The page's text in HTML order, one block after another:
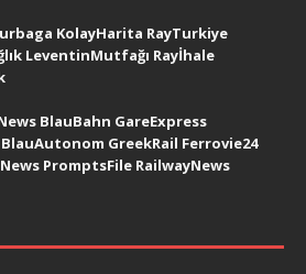
KolayHarita RayTurkiye
LeventinMutfağı Rayİhale
BlauBahn GareExpress
BlauAutonom GreekRail Ferrovie24
PromptsFile RailwayNews